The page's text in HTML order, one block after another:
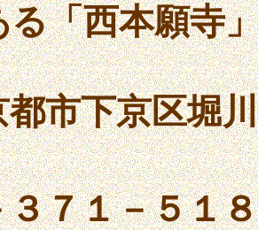
る「西本願寺
市下京区堀
７１－５１